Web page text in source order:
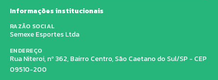
Informações institucionais
RAZÃO SOCIAL
Semexe Esportes Ltda
ENDEREÇO
Rua Niteroi, nº 362, Bairro Centro, São Caetano do Sul/SP - CEP
09510-200